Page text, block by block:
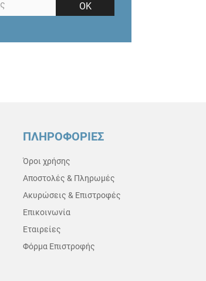
ΟΚ
ΠΛΗΡΟΦΟΡΙΕΣ
Όροι χρήσης
Αποστολές & Πληρωμές
Ακυρώσεις & Επιστροφές
Επικοινωνία
Εταιρείες
Φόρμα Επιστροφής